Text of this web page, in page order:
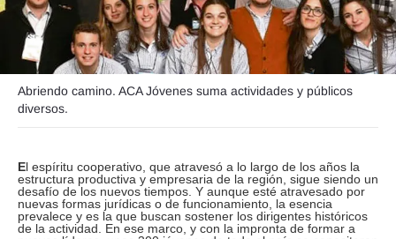
Seguinos
Abriendo camino. ACA Jóvenes suma actividades y públicos
diversos.
El espíritu cooperativo, que atravesó a lo largo de los años la
estructura productiva y empresaria de la región, sigue siendo un
desafío de los nuevos tiempos. Y aunque esté atravesado por
nuevas formas jurídicas o de funcionamiento, la esencia
prevalece y es la que buscan sostener los dirigentes históricos
de la actividad. En ese marco, y con la impronta de formar a